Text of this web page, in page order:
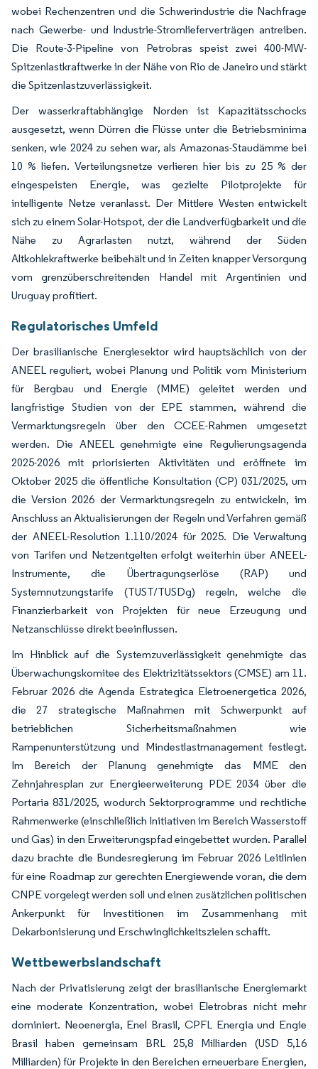
wobei Rechenzentren und die Schwerindustrie die Nachfrage
nach Gewerbe- und Industrie-Stromlieferverträgen antreiben.
Die Route-3-Pipeline von Petrobras speist zwei 400-MW-
Spitzenlastkraftwerke in der Nähe von Rio de Janeiro und stärkt
die Spitzenlastzuverlässigkeit.
Der wasserkraftabhängige Norden ist Kapazitätsschocks
ausgesetzt, wenn Dürren die Flüsse unter die Betriebsminima
senken, wie 2024 zu sehen war, als Amazonas-Staudämme bei
10 % liefen. Verteilungsnetze verlieren hier bis zu 25 % der
eingespeisten Energie, was gezielte Pilotprojekte für
intelligente Netze veranlasst. Der Mittlere Westen entwickelt
sich zu einem Solar-Hotspot, der die Landverfügbarkeit und die
Nähe zu Agrarlasten nutzt, während der Süden
Altkohlekraftwerke beibehält und in Zeiten knapper Versorgung
vom grenzüberschreitenden Handel mit Argentinien und
Uruguay profitiert.
Regulatorisches Umfeld
Der brasilianische Energiesektor wird hauptsächlich von der
ANEEL reguliert, wobei Planung und Politik vom Ministerium
für Bergbau und Energie (MME) geleitet werden und
langfristige Studien von der EPE stammen, während die
Vermarktungsregeln über den CCEE-Rahmen umgesetzt
werden. Die ANEEL genehmigte eine Regulierungsagenda
2025-2026 mit priorisierten Aktivitäten und eröffnete im
Oktober 2025 die öffentliche Konsultation (CP) 031/2025, um
die Version 2026 der Vermarktungsregeln zu entwickeln, im
Anschluss an Aktualisierungen der Regeln und Verfahren gemäß
der ANEEL-Resolution 1.110/2024 für 2025. Die Verwaltung
von Tarifen und Netzentgelten erfolgt weiterhin über ANEEL-
Instrumente, die Übertragungserlöse (RAP) und
Systemnutzungstarife (TUST/TUSDg) regeln, welche die
Finanzierbarkeit von Projekten für neue Erzeugung und
Netzanschlüsse direkt beeinflussen.
Im Hinblick auf die Systemzuverlässigkeit genehmigte das
Überwachungskomitee des Elektrizitätssektors (CMSE) am 11.
Februar 2026 die Agenda Estrategica Eletroenergetica 2026,
die 27 strategische Maßnahmen mit Schwerpunkt auf
betrieblichen Sicherheitsmaßnahmen wie
Rampenunterstützung und Mindestlastmanagement festlegt.
Im Bereich der Planung genehmigte das MME den
Zehnjahresplan zur Energieerweiterung PDE 2034 über die
Portaria 831/2025, wodurch Sektorprogramme und rechtliche
Rahmenwerke (einschließlich Initiativen im Bereich Wasserstoff
und Gas) in den Erweiterungspfad eingebettet wurden. Parallel
dazu brachte die Bundesregierung im Februar 2026 Leitlinien
für eine Roadmap zur gerechten Energiewende voran, die dem
CNPE vorgelegt werden soll und einen zusätzlichen politischen
Ankerpunkt für Investitionen im Zusammenhang mit
Dekarbonisierung und Erschwinglichkeitszielen schafft.
Wettbewerbslandschaft
Nach der Privatisierung zeigt der brasilianische Energiemarkt
eine moderate Konzentration, wobei Eletrobras nicht mehr
dominiert. Neoenergia, Enel Brasil, CPFL Energia und Engie
Brasil haben gemeinsam BRL 25,8 Milliarden (USD 5,16
Milliarden) für Projekte in den Bereichen erneuerbare Energien,